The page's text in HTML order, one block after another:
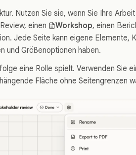
Nutzen Sie sie, wenn Sie Ihre
einen
Workshop, einen
Jede Seite kann eigene Elemente,
und Größenoptionen haben.
eine Rolle spielt. Verwenden Sie
Fläche ohne Seitengrenzen